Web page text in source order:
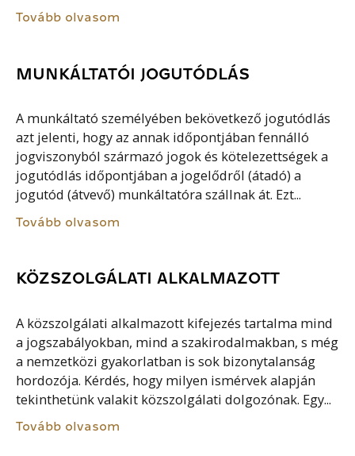
Tovább olvasom
MUNKÁLTATÓI JOGUTÓDLÁS
A munkáltató személyében bekövetkező jogutódlás
azt jelenti, hogy az annak időpontjában fennálló
jogviszonyból származó jogok és kötelezettségek a
jogutódlás időpontjában a jogelődről (átadó) a
jogutód (átvevő) munkáltatóra szállnak át. Ezt...
Tovább olvasom
KÖZSZOLGÁLATI ALKALMAZOTT
A közszolgálati alkalmazott kifejezés tartalma mind
a jogszabályokban, mind a szakirodalmakban, s még
a nemzetközi gyakorlatban is sok bizonytalanság
hordozója. Kérdés, hogy milyen ismérvek alapján
tekinthetünk valakit közszolgálati dolgozónak. Egy...
Tovább olvasom